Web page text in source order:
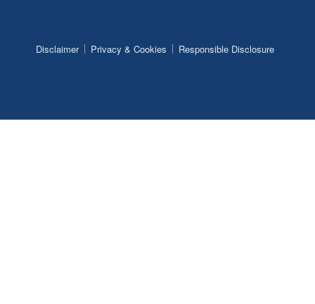
Disclaimer Privacy & Cookies Responsible Disclosure